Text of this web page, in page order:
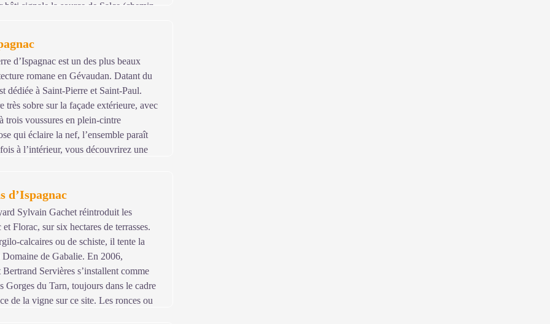
bâti signale la source de Salce (chemin
rouges dues à la présence d'oxyde
et calcaire.
d’Ispagnac est un des plus beaux
romane en Gévaudan. Datant du
dédiée à Saint-Pierre et Saint-Paul.
très sobre sur la façade extérieure, avec
trois voussures en plein-cintre
qui éclaire la nef, l’ensemble paraît
à l’intérieur, vous découvrirez une
le contourner pour découvrir le chevet
d’Ispagnac
Sylvain Gachet réintroduit les
Florac, sur six hectares de terrasses.
calcaires ou de schiste, il tente la
de Gabalie. En 2006,
Servières s’installent comme
Gorges du Tarn, toujours dans le cadre
de la vigne sur ce site. Les ronces ou